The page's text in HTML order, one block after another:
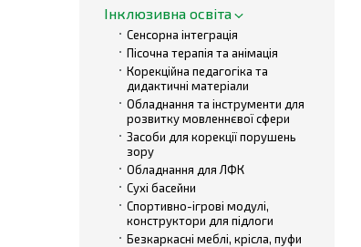
Інклюзивна освіта
Сенсорна інтеграція
Пісочна терапія та анімація
Корекційна педагогіка та
дидактичні матеріали
Обладнання та інструменти для
розвитку мовленнєвої сфери
Засоби для корекції порушень
зору
Обладнання для ЛФК
Сухі басейни
Спортивно-ігрові модулі,
конструктори для підлоги
Безкаркасні меблі, крісла, пуфи